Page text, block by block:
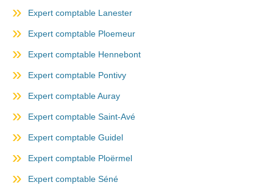
Expert comptable Lanester
Expert comptable Ploemeur
Expert comptable Hennebont
Expert comptable Pontivy
Expert comptable Auray
Expert comptable Saint-Avé
Expert comptable Guidel
Expert comptable Ploërmel
Expert comptable Séné